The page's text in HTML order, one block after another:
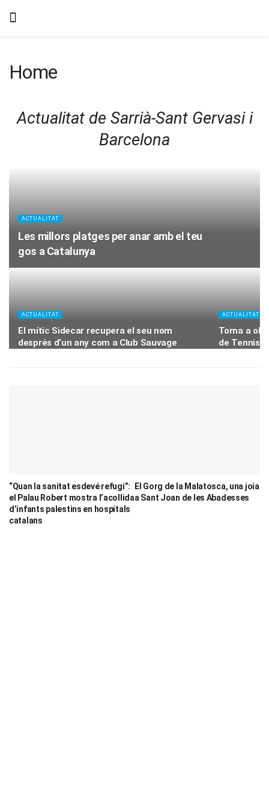
Home
Actualitat de Sarrià-Sant Gervasi i
Barcelona
ACTUALITAT
Les millors platges per anar amb el teu
gos a Catalunya
ACTUALITAT
El mític Sidecar recupera el seu nom
després d’un any com a Club Sauvage
ACTUALITAT
Torna a
de Tennis
“Quan la sanitat esdevé refugi”:
el Palau Robert mostra l’acollida
d’infants palestins en hospitals
catalans
El Gorg de la Malatosca, una joia
a Sant Joan de les Abadesses